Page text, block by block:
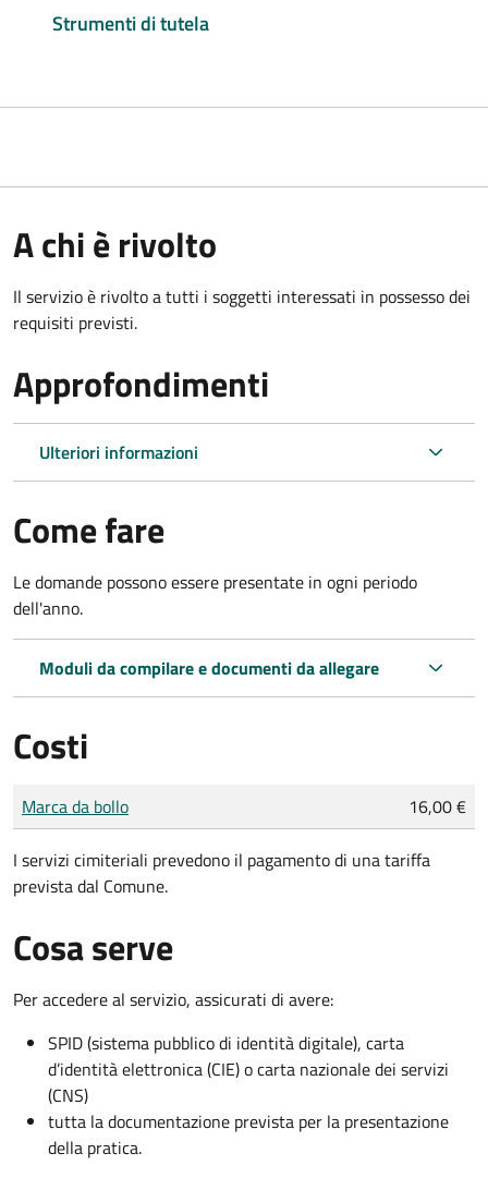
Strumenti di tutela
A chi è rivolto
Il servizio è rivolto a tutti i soggetti interessati in possesso dei
requisiti previsti.
Approfondimenti
Ulteriori informazioni
Come fare
Le domande possono essere presentate in ogni periodo
dell'anno.
Moduli da compilare e documenti da allegare
Costi
Tipo di pagamento
Importo
Marca da bollo 16,00 €
I servizi cimiteriali prevedono il pagamento di una tariffa
prevista dal Comune.
Cosa serve
Per accedere al servizio, assicurati di avere:
SPID (sistema pubblico di identità digitale), carta
d’identità elettronica (CIE) o carta nazionale dei servizi
(CNS)
tutta la documentazione prevista per la presentazione
della pratica.